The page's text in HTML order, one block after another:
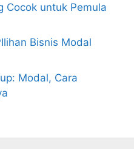
Cocok untuk Pemula
Bisnis Modal
Modal, Cara